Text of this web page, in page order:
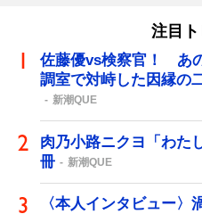
注目
佐藤優vs検察官！ あ
調室で対峙した因縁の
新潮QUE
肉乃小路ニクヨ「わた
冊
新潮QUE
〈本人インタビュー